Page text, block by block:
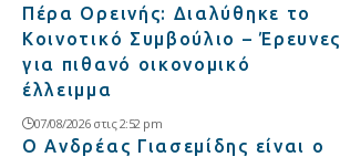
Πέρα Ορεινής: Διαλύθηκε το
Κοινοτικό Συμβούλιο – Έρευνες
για πιθανό οικονομικό
έλλειμμα
07/08/2026 στις 2:52 pm
Ο Ανδρέας Γιασεμίδης είναι ο